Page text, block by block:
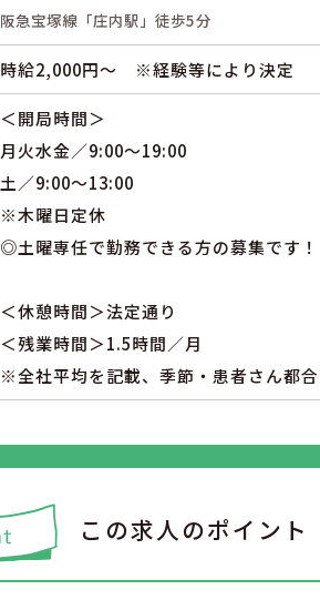
阪急宝塚線「庄内駅」徒歩5分
時給2,000円～ ※経験等により決定
＜開局時間＞
月火水金／9:00～19:00
土／9:00～13:00
※木曜日定休
◎土曜専任で勤務できる方の募集です！
＜休憩時間＞法定通り
＜残業時間＞1.5時間／月
※全社平均を記載、季節・患者さん都
この求人のポイント